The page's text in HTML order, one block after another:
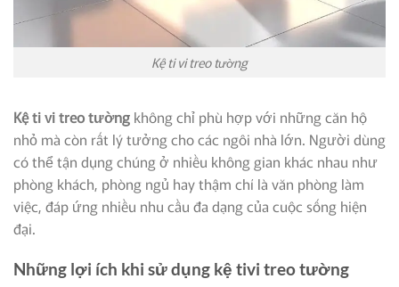
Kệ ti vi treo tường
Kệ ti vi treo tường không chỉ phù hợp với những căn hộ
nhỏ mà còn rất lý tưởng cho các ngôi nhà lớn. Người dùng
có thể tận dụng chúng ở nhiều không gian khác nhau như
phòng khách, phòng ngủ hay thậm chí là văn phòng làm
việc, đáp ứng nhiều nhu cầu đa dạng của cuộc sống hiện
đại.
Những lợi ích khi sử dụng kệ tivi treo tường